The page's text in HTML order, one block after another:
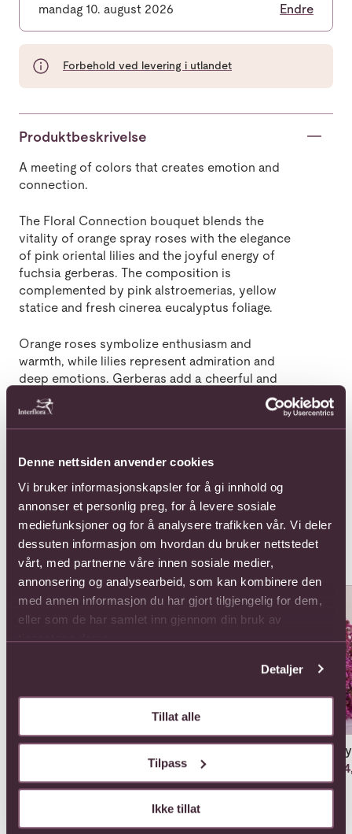
Denne nettsiden anvender cookies
Vi bruker informasjonskapsler for å gi innhold og
annonser et personlig preg, for å levere sosiale
mediefunksjoner og for å analysere trafikken vår. Vi deler
dessuten informasjon om hvordan du bruker nettstedet
vårt, med partnerne våre innen sosiale medier,
annonsering og analysearbeid, som kan kombinere den
med annen informasjon du har gjort tilgjengelig for dem,
eller som de har samlet inn gjennom din bruk av
tjenestene deres.
Detaljer
Tillat alle
Tilpass
Ikke tillat
mandag 10. august 2026 Endre
Forbehold ved levering i utlandet
Produktbeskrivelse
A meeting of colors that creates emotion and
connection.
The Floral Connection bouquet blends the
vitality of orange spray roses with the elegance
of pink oriental lilies and the joyful energy of
fuchsia gerberas. The composition is
complemented by pink alstroemerias, yellow
statice and fresh cinerea eucalyptus foliage.
Orange roses symbolize enthusiasm and
warmth, while lilies represent admiration and
deep emotions. Gerberas add a cheerful and
spontaneous touch to the bouquet.
This lively and colorful arrangement is perfect
surprising someone with a thoughtful and
expressive floral gesture.
Populære buketter i Portugal
Se mer om Atenea
Atenea
Se mer om Coffin cover with
Coffin cover with red
roses
1749,-